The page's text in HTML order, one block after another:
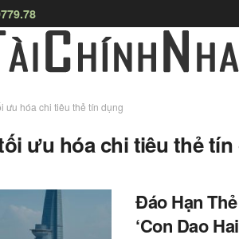
ưu hóa chi tiêu thẻ tín dụng
ưu hóa chi tiêu thẻ tín
Đáo Hạn
‘Con Dao